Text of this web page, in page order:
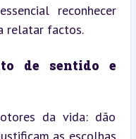
reconhecer
relatar factos.
de sentido e
da vida: dão